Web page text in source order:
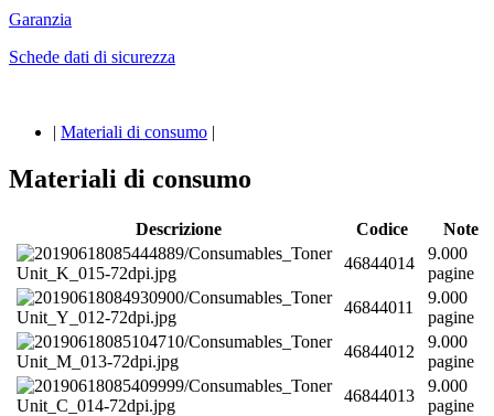
Garanzia
Schede dati di sicurezza
| Materiali di consumo |
Materiali di consumo
Descrizione Codice
Note
46844014
9.000
pagine
46844011
9.000
pagine
46844012
9.000
pagine
46844013
9.000
pagine